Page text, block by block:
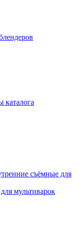
каталога
съёмные для
мультиварок